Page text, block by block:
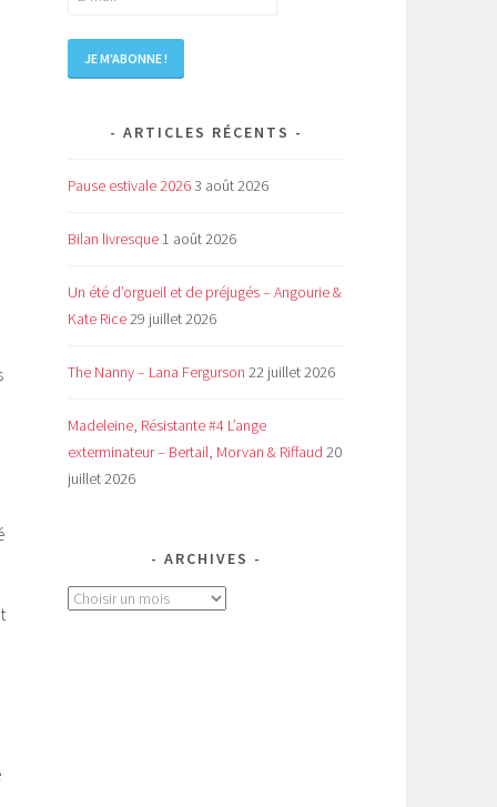
ARTICLES RÉCENTS
Pause estivale 20263 août 2026
Bilan livresque 1 août 2026
Un été d’orgueil et de préjugés – Angourie &
Kate Rice29 juillet 2026
The Nanny – Lana Fergurson 22 juillet 2026
Madeleine, Résistante #4 L’ange
exterminateur – Bertail, Morvan & Riffaud 20
juillet 2026
ARCHIVES
Archives